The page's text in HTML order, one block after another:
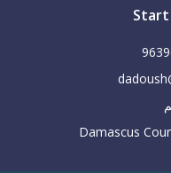
Start
Damascus